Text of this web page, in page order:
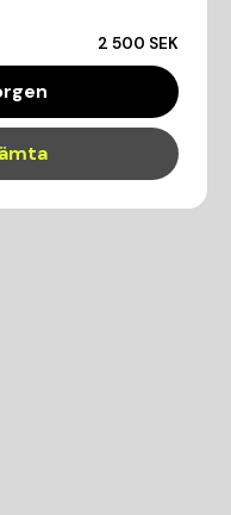
2 500 SEK